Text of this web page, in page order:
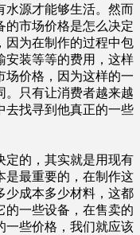
水源才能够生活。然而
的市场价格是怎么决定
因为在制作的过程中包
安装等等的费用，这样
场价格，因为这样的一
。只有让消费者越来越
去找寻到他真正的一些
定的，其实就是用现有
是最重要的，在制作这
少成本多少材料，这都
的一些设备，在售卖的
一些价格，我们就应该